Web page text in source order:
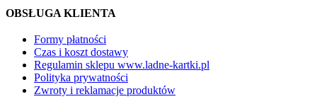
OBSŁUGA KLIENTA
Formy płatności
Czas i koszt dostawy
Regulamin sklepu www.ladne-kartki.pl
Polityka prywatności
Zwroty i reklamacje produktów